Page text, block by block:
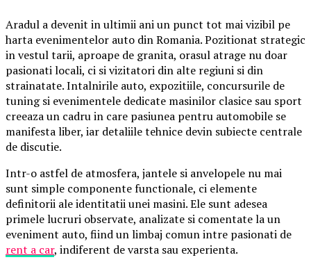
Aradul a devenit in ultimii ani un punct tot mai vizibil pe
harta evenimentelor auto din Romania. Pozitionat strategic
in vestul tarii, aproape de granita, orasul atrage nu doar
pasionati locali, ci si vizitatori din alte regiuni si din
strainatate. Intalnirile auto, expozitiile, concursurile de
tuning si evenimentele dedicate masinilor clasice sau sport
creeaza un cadru in care pasiunea pentru automobile se
manifesta liber, iar detaliile tehnice devin subiecte centrale
de discutie.
Intr-o astfel de atmosfera, jantele si anvelopele nu mai
sunt simple componente functionale, ci elemente
definitorii ale identitatii unei masini. Ele sunt adesea
primele lucruri observate, analizate si comentate la un
eveniment auto, fiind un limbaj comun intre pasionati de
rent a car, indiferent de varsta sau experienta.